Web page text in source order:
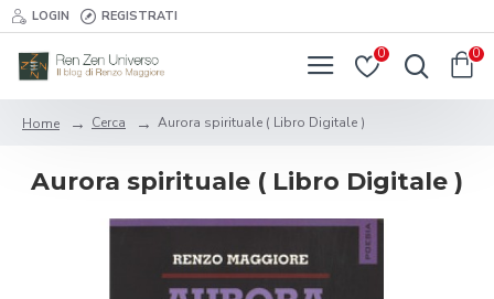
LOGIN REGISTRATI
0 0
Home Cerca Aurora spirituale ( Libro Digitale )
Aurora spirituale ( Libro Digitale )